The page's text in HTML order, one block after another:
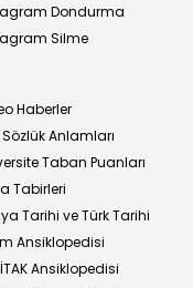
Dondurma
Silme
Haberler
Sözlük Anlamları
Taban Puanları
Tabirleri
Tarihi ve Türk Tarihi
Ansiklopedisi
Ansiklopedisi